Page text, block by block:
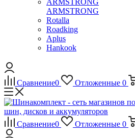
ARMSTRONG
Rotalla
Roadking
Aplus
Hankook
Сравнение0 Отложенные 0
Сравнение0 Отложенные 0